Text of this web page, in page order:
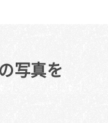
ーティン
たちはいつ
ごいこと
です。
使うことで
していま
がないた
様の車を任
ました。
め、BMW
障探求で
写真を